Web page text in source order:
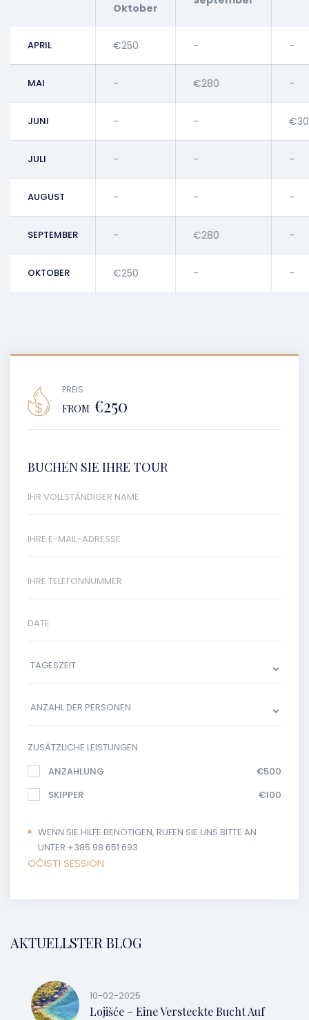
Oktober
APRIL €250 - -
MAI - €280 -
JUNI - -
JULI - - -
AUGUST - - -
SEPTEMBER - €280 -
OKTOBER €250 - -
PREIS
FROM €250
BUCHEN SIE IHRE TOUR
ZUSÄTZLICHE LEISTUNGEN
ANZAHLUNG
€500
SKIPPER
€100
WENN SIE HILFE BENÖTIGEN, RUFEN SIE UNS BITTE AN
UNTER +385 98 651 693
OČISTI SESSION
AKTUELLSTER BLOG
10-02-2025
Lojišće – Eine Versteckte Bucht Auf